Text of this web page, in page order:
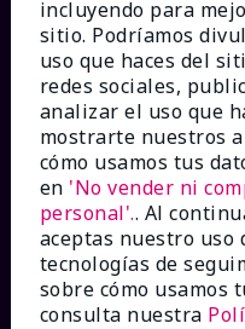
¿CÓMO PODEMOS
Recibe e-mails
incluyendo para
sitio. Podríamos
uso que haces del
redes sociales,
analizar el uso que
mostrarte nuestros
cómo usamos tus
en 'No vender ni
personal'.. Al
aceptas nuestro uso
tecnologías de
sobre cómo usamos
consulta nuestra